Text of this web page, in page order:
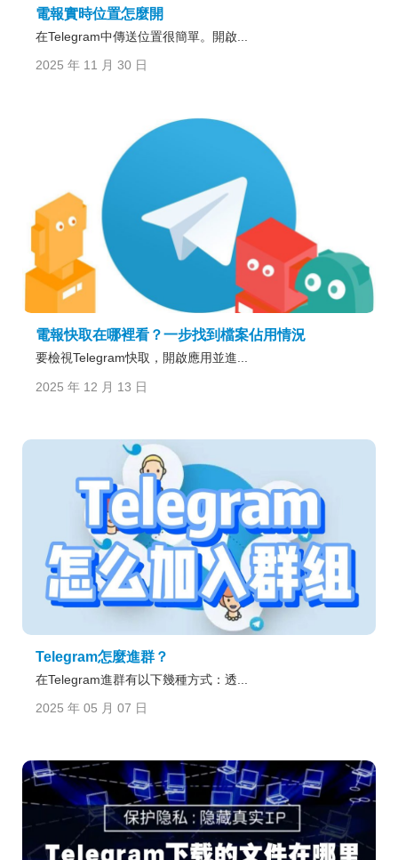
電報實時位置怎麼開
在Telegram中傳送位置很簡單。開啟...
2025 年 11 月 30 日
電報快取在哪裡看？一步找到檔案佔用情況
要檢視Telegram快取，開啟應用並進...
2025 年 12 月 13 日
Telegram怎麼進群？
在Telegram進群有以下幾種方式：透...
2025 年 05 月 07 日